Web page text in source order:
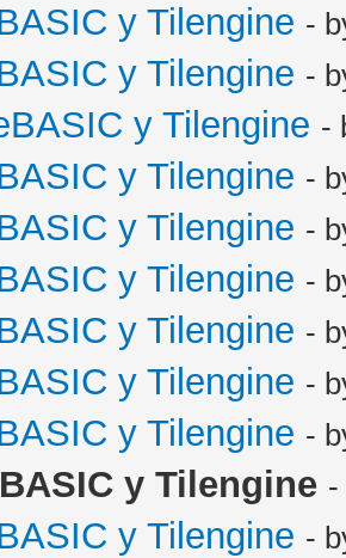
y Tilengine -
y Tilengine -
y Tilengine -
y Tilengine -
y Tilengine -
y Tilengine -
y Tilengine -
y Tilengine -
y Tilengine -
y Tilengine
y Tilengine -